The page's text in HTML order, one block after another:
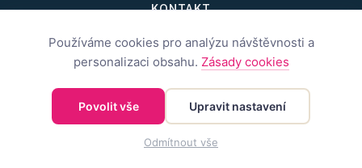
KONTAKT
Chcete spolupracovat?
Napište nám na
redakce@inspirativni.cz
Používáme cookies pro analýzu návštěvnosti a
personalizaci obsahu. Zásady cookies
Povolit vše Upravit nastavení
Odmítnout vše